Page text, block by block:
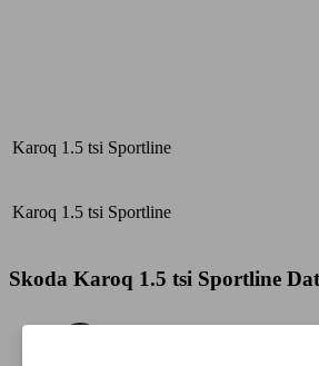
Karoq 1.5 tsi Sportline
Karoq 1.5 tsi Sportline
Skoda Karoq 1.5 tsi Sportline